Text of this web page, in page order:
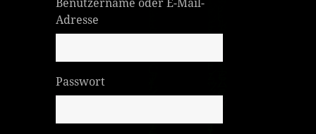
Adresse
Passwort